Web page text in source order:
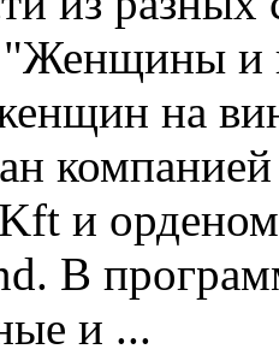
"Женщины и
на
и
В
и ...